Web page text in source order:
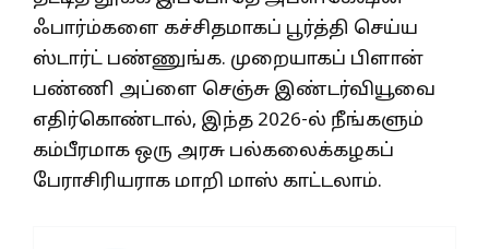
ஃபார்ம்களை கச்சிதமாகப் பூர்த்தி செய்ய
ஸ்டார்ட் பண்ணுங்க. முறையாகப் பிளான்
பண்ணி அப்ளை செஞ்சு இண்டர்வியூவை
எதிர்கொண்டால், இந்த 2026-ல் நீங்களும்
கம்பீரமாக ஒரு அரசு பல்கலைக்கழகப்
பேராசிரியராக மாறி மாஸ் காட்டலாம்.